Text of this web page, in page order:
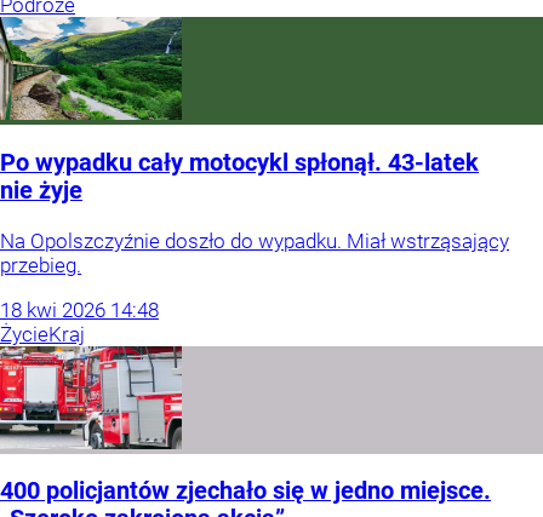
Po wypadku cały motocykl spłonął. 43-latek
nie żyje
Na Opolszczyźnie doszło do wypadku. Miał wstrząsający
przebieg.
18 kwi 2026 14:48
ŻycieKraj
400 policjantów zjechało się w jedno miejsce.